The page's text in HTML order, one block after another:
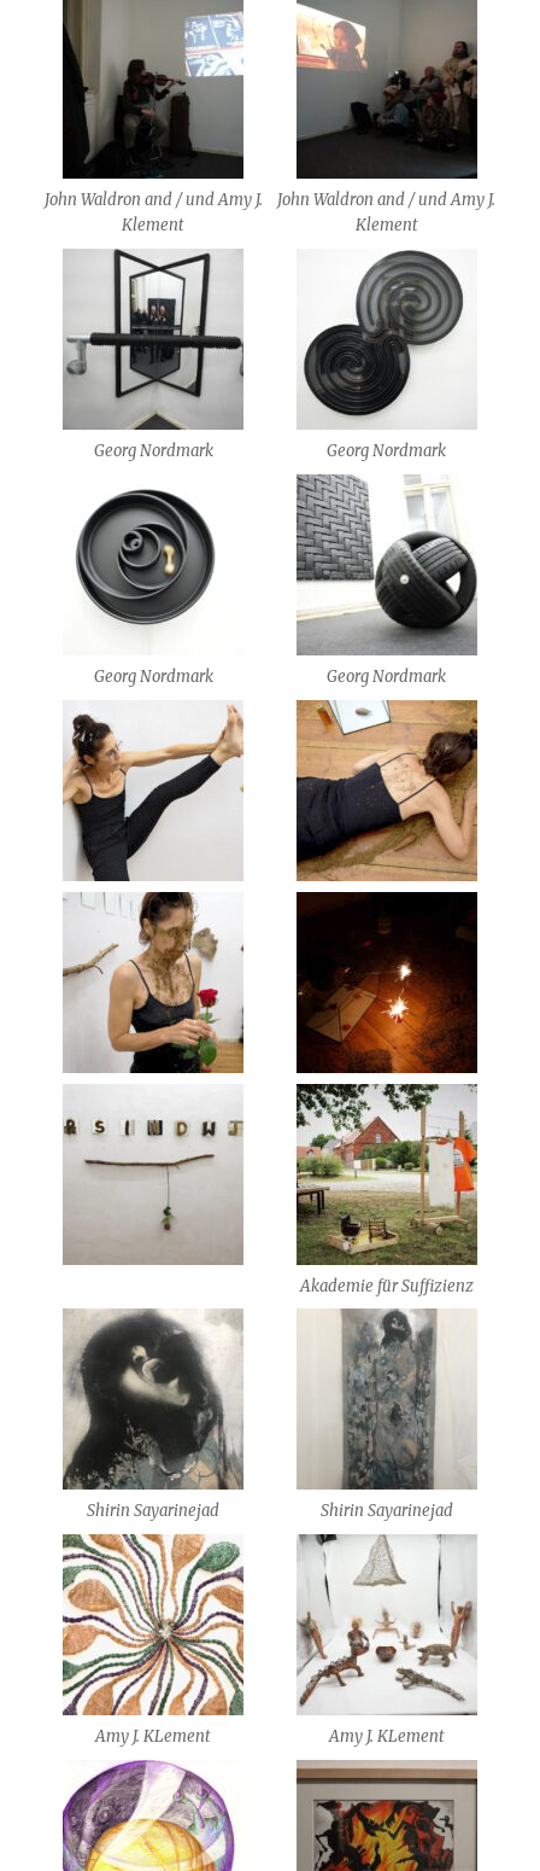
John Waldron and / und Amy J.
Klement
John Waldron and / und Amy J.
Klement
Georg Nordmark Georg Nordmark
Georg Nordmark Georg Nordmark
Akademie für Suffizienz
Shirin Sayarinejad Shirin Sayarinejad
Amy J. KLement Amy J. KLement